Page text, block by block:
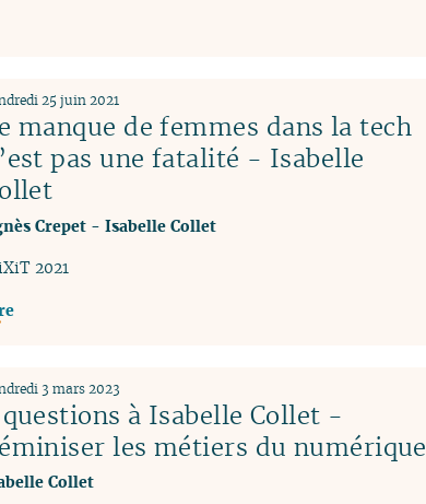
manque de femmes dans la tech
pas une fatalité - Isabelle
25 juin 2021
Crepet- Isabelle Collet
2021
questions à Isabelle Collet -
les métiers du numérique
3 mars 2023
Collet